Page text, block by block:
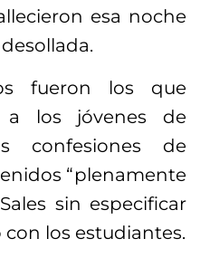
esa noche
fueron los que
a los jóvenes de
confesiones de
“plenamente
sin especificar
los estudiantes.